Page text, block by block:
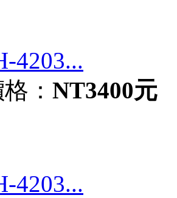
4203...
： NT3400元
4203...